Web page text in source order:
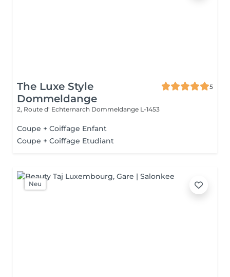
The Luxe Style
Dommeldange
5
2, Route d' Echternarch Dommeldange L-1453
Coupe + Coiffage Enfant
Coupe + Coiffage Etudiant
Neu